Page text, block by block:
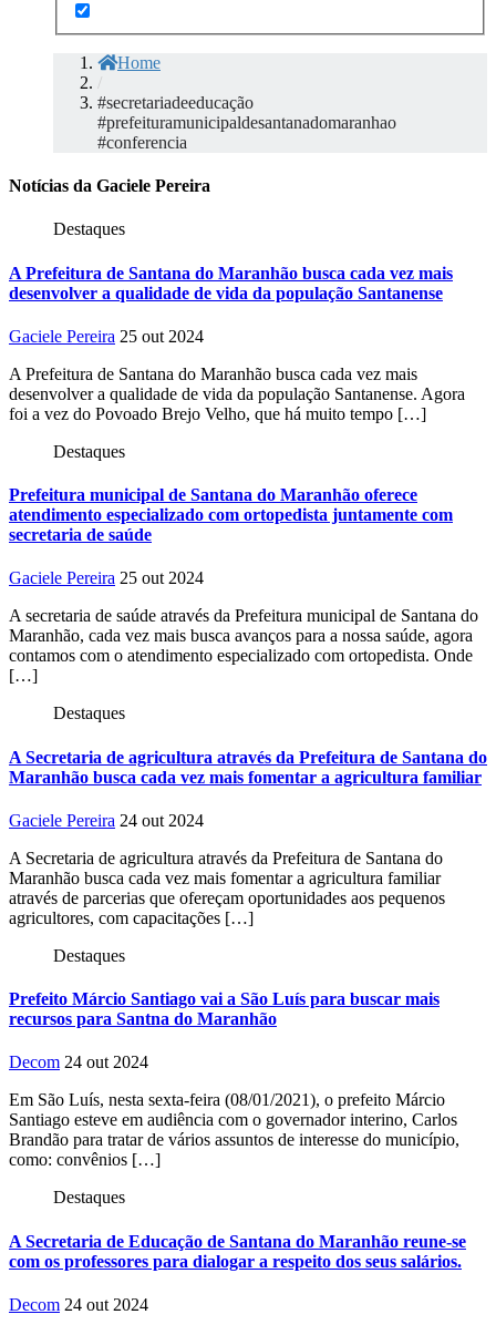
Home
/
#secretariadeeducação
#prefeituramunicipaldesantanadomaranhao
#conferencia
Notícias da Gaciele Pereira
Destaques
A Prefeitura de Santana do Maranhão busca cada vez mais
desenvolver a qualidade de vida da população Santanense
Gaciele Pereira 25 out 2024
A Prefeitura de Santana do Maranhão busca cada vez mais
desenvolver a qualidade de vida da população Santanense. Agora
foi a vez do Povoado Brejo Velho, que há muito tempo […]
Destaques
Prefeitura municipal de Santana do Maranhão oferece
atendimento especializado com ortopedista juntamente com
secretaria de saúde
Gaciele Pereira 25 out 2024
A secretaria de saúde através da Prefeitura municipal de Santana do
Maranhão, cada vez mais busca avanços para a nossa saúde, agora
contamos com o atendimento especializado com ortopedista. Onde
[…]
Destaques
A Secretaria de agricultura através da Prefeitura de Santana do
Maranhão busca cada vez mais fomentar a agricultura familiar
Gaciele Pereira 24 out 2024
A Secretaria de agricultura através da Prefeitura de Santana do
Maranhão busca cada vez mais fomentar a agricultura familiar
através de parcerias que ofereçam oportunidades aos pequenos
agricultores, com capacitações […]
Destaques
Prefeito Márcio Santiago vai a São Luís para buscar mais
recursos para Santna do Maranhão
Decom 24 out 2024
Em São Luís, nesta sexta-feira (08/01/2021), o prefeito Márcio
Santiago esteve em audiência com o governador interino, Carlos
Brandão para tratar de vários assuntos de interesse do município,
como: convênios […]
Destaques
A Secretaria de Educação de Santana do Maranhão reune-se
com os professores para dialogar a respeito dos seus salários.
Decom 24 out 2024